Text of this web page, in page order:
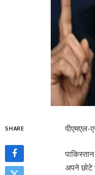
SHARE पीएमएल-
अपने छोटे